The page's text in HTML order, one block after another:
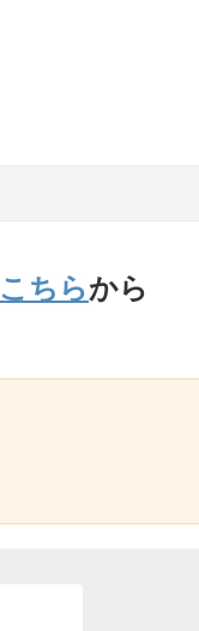
こちらから